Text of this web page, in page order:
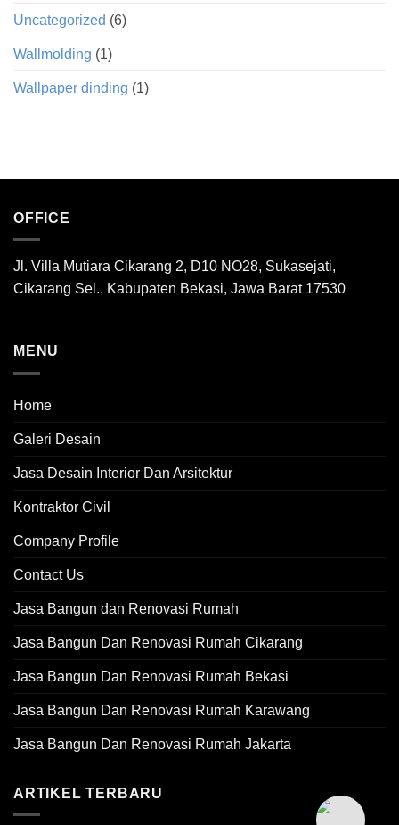
Uncategorized (6)
Wallmolding (1)
Wallpaper dinding (1)
OFFICE
Jl. Villa Mutiara Cikarang 2, D10 NO28, Sukasejati,
Cikarang Sel., Kabupaten Bekasi, Jawa Barat 17530
MENU
Home
Galeri Desain
Jasa Desain Interior Dan Arsitektur
Kontraktor Civil
Company Profile
Contact Us
Jasa Bangun dan Renovasi Rumah
Jasa Bangun Dan Renovasi Rumah Cikarang
Jasa Bangun Dan Renovasi Rumah Bekasi
Jasa Bangun Dan Renovasi Rumah Karawang
Jasa Bangun Dan Renovasi Rumah Jakarta
ARTIKEL TERBARU